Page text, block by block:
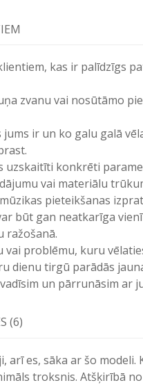
kas ir palīdzīgs
zvanu vai nosūtāmo
ir un ko galu galā
uzskaitīti konkrēti
vai materiālu
pieteikšanas
būt gan neatkarīga
ražošanā.
vai problēmu, kuru
dienu tirgū parādās
un pārrunāsim ar
(6)
arī es, sāka ar šo
troksnis. Atšķirībā